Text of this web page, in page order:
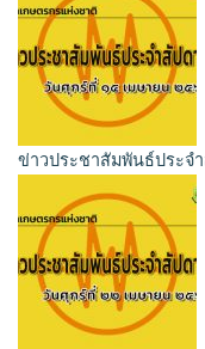
ข่าวประชาสัมพันธ์ประจ